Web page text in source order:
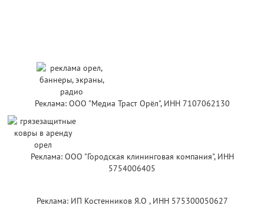
Реклама: ООО "Медиа Траст Орёл", ИНН 7107062130
Реклама: ООО "Городская клининговая компания", ИНН
5754006405
Реклама: ИП Костенников Я.О , ИНН 575300050627